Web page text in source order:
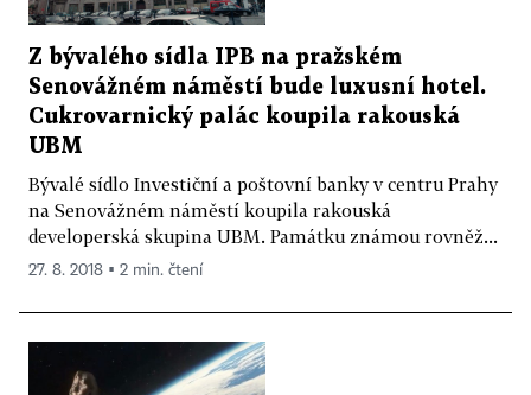
Z bývalého sídla IPB na pražském
Senovážném náměstí bude luxusní hotel.
Cukrovarnický palác koupila rakouská
UBM
Bývalé sídlo Investiční a poštovní banky v centru Prahy
na Senovážném náměstí koupila rakouská
developerská skupina UBM. Památku známou rovněž...
27. 8. 2018 ▪ 2 min. čtení